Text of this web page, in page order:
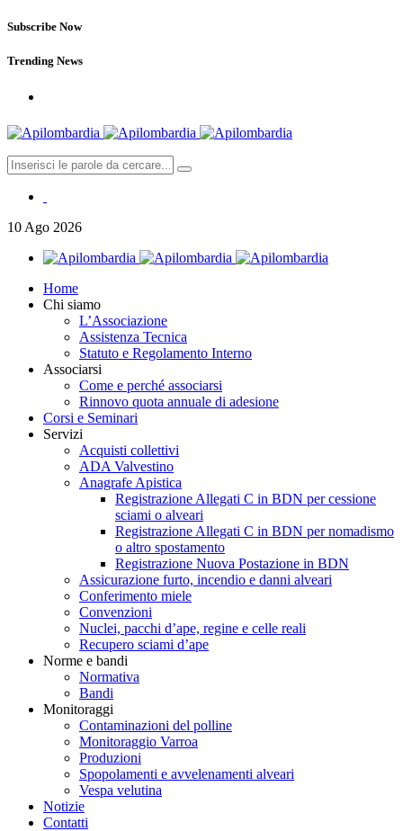
Subscribe Now
Trending News
10 Ago 2026
Home
Chi siamo
L’Associazione
Assistenza Tecnica
Statuto e Regolamento Interno
Associarsi
Come e perché associarsi
Rinnovo quota annuale di adesione
Corsi e Seminari
Servizi
Acquisti collettivi
ADA Valvestino
Anagrafe Apistica
Registrazione Allegati C in BDN per cessione
sciami o alveari
Registrazione Allegati C in BDN per nomadismo
o altro spostamento
Registrazione Nuova Postazione in BDN
Assicurazione furto, incendio e danni alveari
Conferimento miele
Convenzioni
Nuclei, pacchi d’ape, regine e celle reali
Recupero sciami d’ape
Norme e bandi
Normativa
Bandi
Monitoraggi
Contaminazioni del polline
Monitoraggio Varroa
Produzioni
Spopolamenti e avvelenamenti alveari
Vespa velutina
Notizie
Contatti